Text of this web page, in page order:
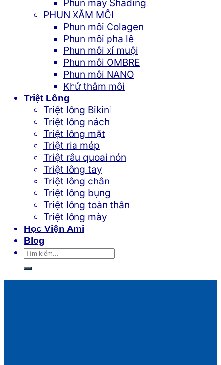
Phun mày Shading
PHUN XĂM MÔI
Phun môi Colagen
Phun môi pha lê
Phun môi xí muội
Phun môi OMBRE
Phun môi NANO
Khử thâm môi
Triệt Lông
Triệt lông Bikini
Triệt lông nách
Triệt lông mặt
Triệt ria mép
Triệt râu quoai nón
Triệt lông tay
Triệt lông chân
Triệt lông bụng
Triệt lông toàn thân
Triệt lông mày
Học Viện Ami
Blog